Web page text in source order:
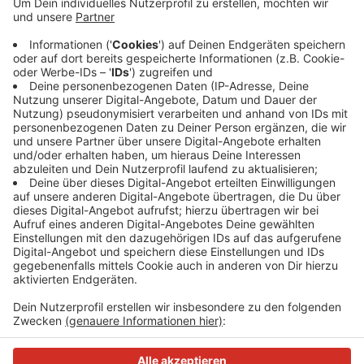
Grund dafür sind Brückenarbeiten in Erkrath. Laut der
Deutschen Bahn fahren die Züge maximal zwei
Stunden am Tag durchgehend, halten dann aber nicht
zwischen den Hauptbahnhöfen Neuss und Düsseldorf.
Heute in einer Woche sollen die Züge wieder nach Plan
fahren.
Anzeige
Anzeige